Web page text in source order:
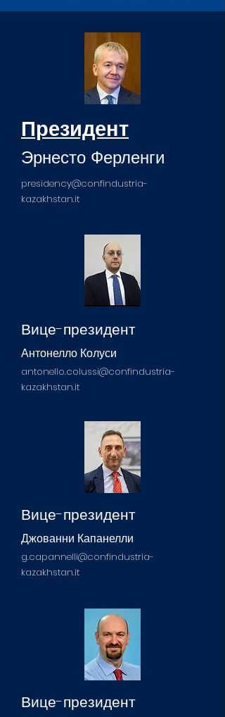
Президент
Эрнесто Ферленги
presidency@confindustria-
kazakhstan.it
Вице-президент
Антонелло Колуси
antonello.colussi@confindustria-
kazakhstan.it
Вице-президент
Джованни Капанелли
g.capannelli@confindustria-
kazakhstan.it
Вице-президент